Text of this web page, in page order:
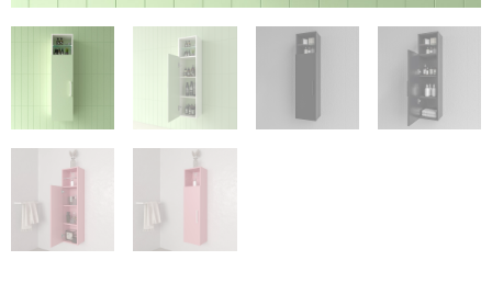
€161.89